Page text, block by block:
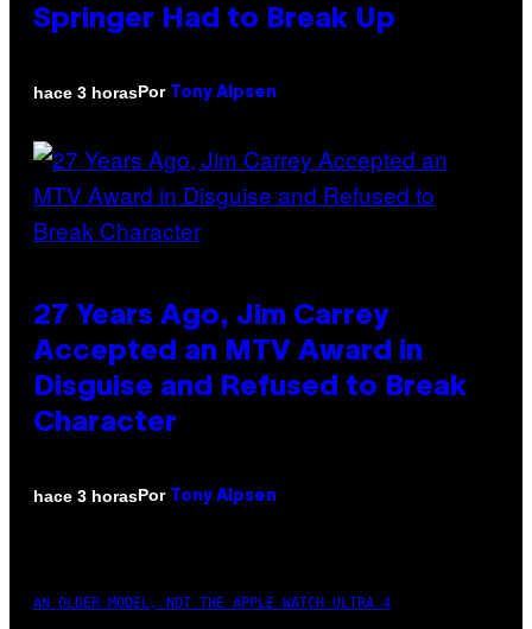
Springer Had to Break Up
hace 3 horasPor Tony Alpsen
27 Years Ago, Jim Carrey
Accepted an MTV Award in
Disguise and Refused to Break
Character
hace 3 horasPor Tony Alpsen
AN OLDER MODEL, NOT THE APPLE WATCH ULTRA 4